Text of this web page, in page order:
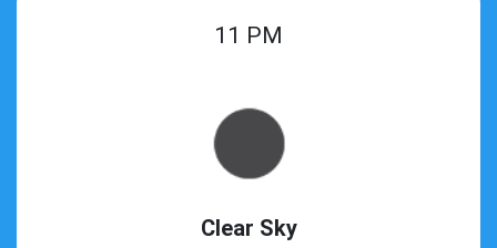
11 PM
Clear Sky